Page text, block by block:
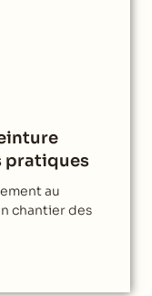
pratiques
au
chantier des